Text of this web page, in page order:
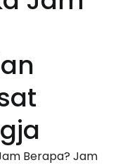
Berapa? Jam